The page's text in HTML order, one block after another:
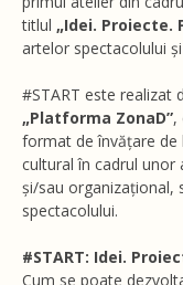
titlul „Idei. Proiecte.
artelor spectacolului
#START este realizat
„Platforma ZonaD”,
format de învățare de
cultural în cadrul
și/sau organizațional,
spectacolului.
#START: Idei.
Cum se poate